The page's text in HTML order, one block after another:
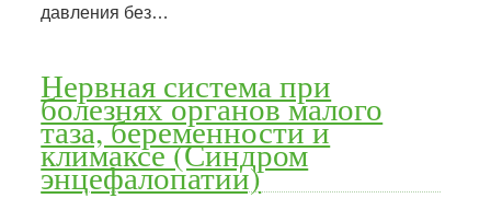
давления без…
Нервная система при
болезнях органов малого
таза, беременности и
климаксе (Синдром
энцефалопатии)